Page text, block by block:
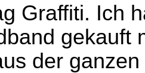
Graffiti. Ich
gekauft
der